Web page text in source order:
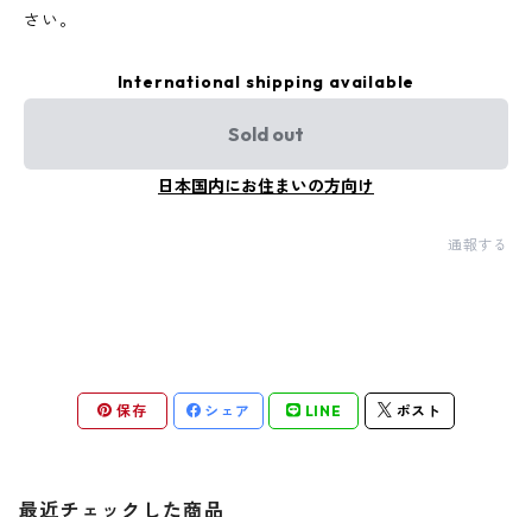
さい。
International shipping available
Sold out
日本国内にお住まいの方向け
通報する
保存 シェア LINE ポスト
最近チェックした商品